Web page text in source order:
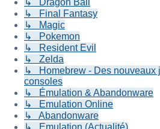
↳ Dragon Ball
↳ Final Fantasy
↳ Magic
↳ Pokemon
↳ Resident Evil
↳ Zelda
↳ Homebrew - Des nouveaux
consoles
↳ Émulation & Abandonware
↳ Emulation Online
↳ Abandonware